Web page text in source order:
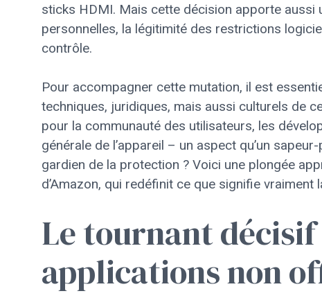
sticks HDMI. Mais cette décision apporte
personnelles, la légitimité des restrictions
contrôle.
Pour accompagner cette mutation, il est
techniques, juridiques, mais aussi culturels de
pour la communauté des utilisateurs, les
générale de l’appareil – un aspect qu’un
gardien de la protection ? Voici une plongée
d’Amazon, qui redéfinit ce que signifie
Le tournant
applications non